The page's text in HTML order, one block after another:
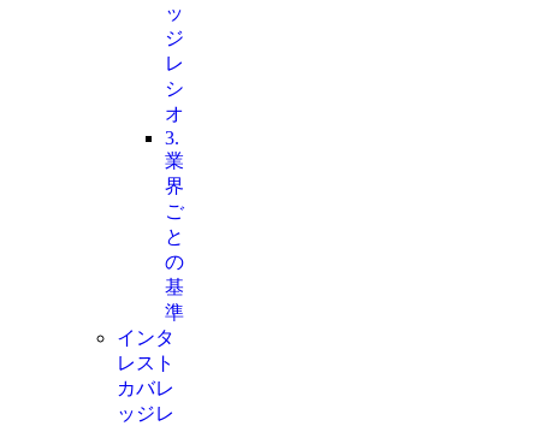
ッ
ジ
レ
シ
オ
3.
業
界
ご
と
の
基
準
インタ
レスト
カバレ
ッジレ